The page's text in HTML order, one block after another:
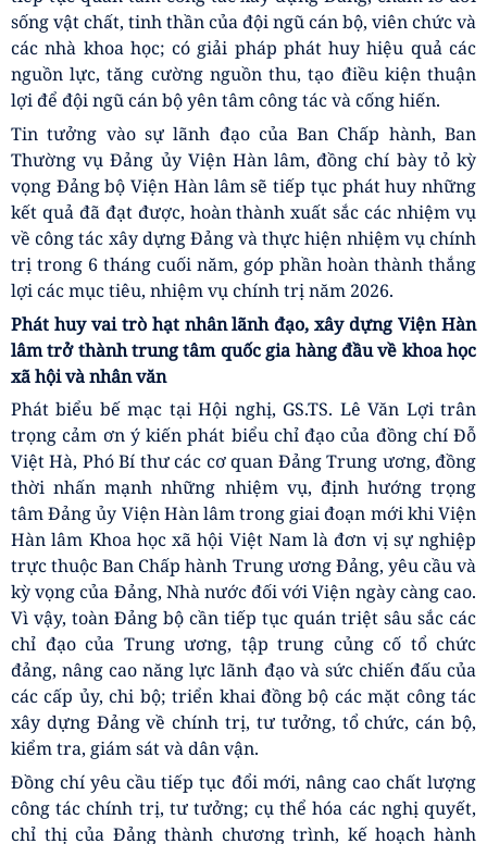
Đồng chí nhấn mạnh, trong thời gian tới, Đảng ủy Viện
Hàn lâm cần tiếp tục quan tâm, thực hiện hiệu quả công
tác chính trị, tư tưởng; chủ động nắm bắt tình hình tư
tưởng, tâm tư, nguyện vọng của cán bộ, đảng viên, viên
chức và người lao động để kịp thời định hướng, giải
quyết các vấn đề phát sinh. Đồng thời, tăng cường tuyên
truyền, quán triệt và tổ chức thực hiện nghiêm các nghị
quyết, chỉ thị của Trung ương; phát huy tinh thần đoàn
kết, thống nhất trên cơ sở Cương lĩnh, Điều lệ Đảng, các
nguyên tắc tổ chức và hoạt động của Đảng; nâng cao
nhận thức, tạo sự đồng thuận trong quá trình triển khai
các chủ trương, quyết sách của Trung ương, nhất là đối
với mô hình tổ chức và chức năng, nhiệm vụ mới của
Viện Hàn lâm.
Toàn cảnh Hội nghị
Bên cạnh đó, đồng chí đề nghị Đảng ủy Viện Hàn lâm
tiếp tục rà soát, kịp thời điều chỉnh, bổ sung các quy
chế, cơ chế làm việc theo hướng công khai, minh bạch,
dân chủ và phù hợp với yêu cầu thực tiễn; tăng cường